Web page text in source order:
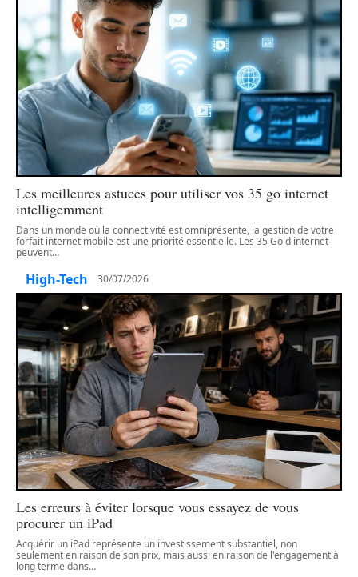
Les meilleures astuces pour utiliser vos 35 go internet
intelligemment
Dans un monde où la connectivité est omniprésente, la gestion de votre
forfait internet mobile est une priorité essentielle. Les 35 Go d'internet
peuvent…
High-Tech 30/07/2026
Les erreurs à éviter lorsque vous essayez de vous
procurer un iPad
Acquérir un iPad représente un investissement substantiel, non
seulement en raison de son prix, mais aussi en raison de l'engagement à
long terme dans…